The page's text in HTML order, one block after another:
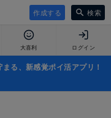
作成する 検索
大喜利 ログイン
る、新感覚ポイ活アプリ！